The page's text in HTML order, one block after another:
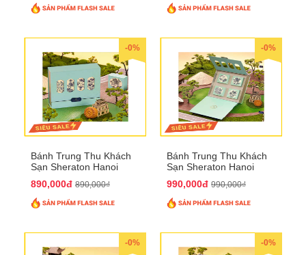
-0%
Bánh Trung Thu Khách
Sạn Sheraton Hanoi
890,000đ 890,000₫
-0%
Bánh Trung Thu Khách
Sạn Sheraton Hanoi
990,000đ 990,000₫
-0% -0%